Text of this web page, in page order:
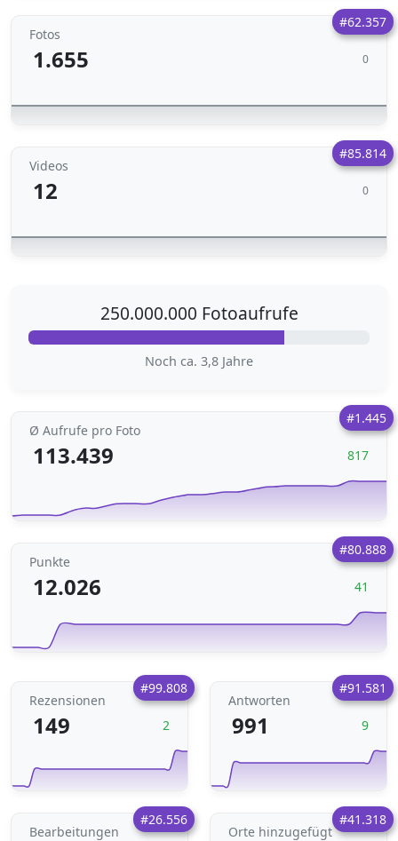
#62.357
Fotos
1.655 0
#85.814
Videos
12 0
250.000.000 Fotoaufrufe
Noch ca. 3,8 Jahre
#1.445
Ø Aufrufe pro Foto
113.439 817
#80.888
Punkte
12.026 41
#99.808
Rezensionen
149 2
#91.581
Antworten
991 9
#26.556
Bearbeitungen
#41.318
Orte hinzugefügt